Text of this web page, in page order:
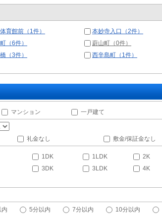
育館前（1件）
本妙寺入口（2件）
（6件）
蔚山町（0件）
（3件）
西辛島町（1件）
マンション 一戸建て
礼金なし 敷金/保証金なし
1DK 1LDK 2K
3DK 3LDK 4K
内 5分以内 7分以内 10分以内